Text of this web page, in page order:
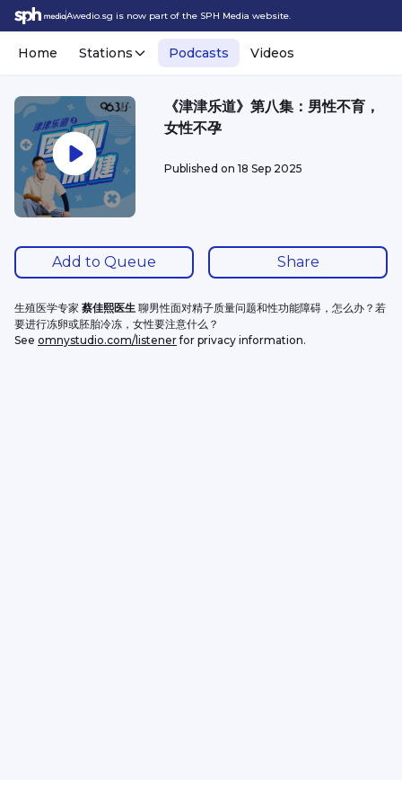
Awedio.sg is now part of the SPH Media website.
Home Stations Podcasts Videos
《津津乐道》第八集：男性不育，
女性不孕
Published on 18 Sep 2025
Add to Queue Share
生殖医学专家 蔡佳熙医生 聊男性面对精子质量问题和性功能障碍，怎么办？若
要进行冻卵或胚胎冷冻，女性要注意什么？
See omnystudio.com/listener for privacy information.